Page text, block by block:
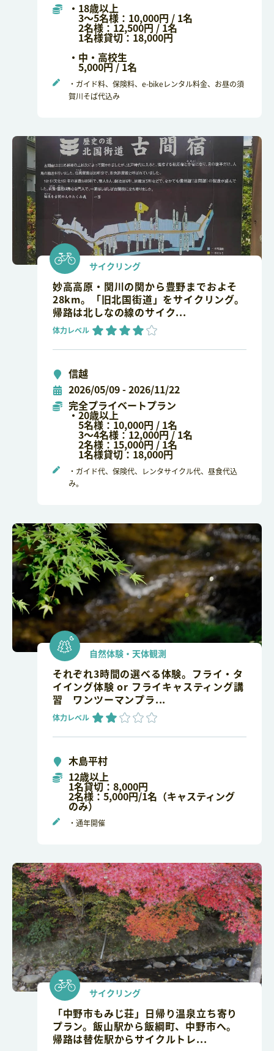
・18歳以上
3～5名様：10,000円 / 1名
2名様：12,500円 / 1名
1名様貸切：18,000円
・中・高校生
5,000円 / 1名
・ガイド料、保険料、e-bikeレンタル料金、お昼の須
賀川そば代込み
サイクリング
妙高高原・関川の関から豊野までおよそ
28km。「旧北国街道」をサイクリング。
帰路は北しなの線のサイク...
体力レベル
信越
2026/05/09 - 2026/11/22
完全プライベートプラン
・20歳以上
5名様：10,000円 / 1名
3～4名様：12,000円 / 1名
2名様：15,000円 / 1名
1名様貸切：18,000円
・ガイド代、保険代、レンタサイクル代、昼食代込
み。
自然体験・天体観測
それぞれ3時間の選べる体験。フライ・タ
イイング体験 or フライキャスティング講
習 ワンツーマンプラ...
体力レベル
木島平村
12歳以上
1名貸切：8,000円
2名様：5,000円/1名（キャスティング
のみ）
・通年開催
サイクリング
「中野市もみじ荘」日帰り温泉立ち寄り
プラン。飯山駅から飯綱町、中野市へ。
帰路は替佐駅からサイクルトレ...